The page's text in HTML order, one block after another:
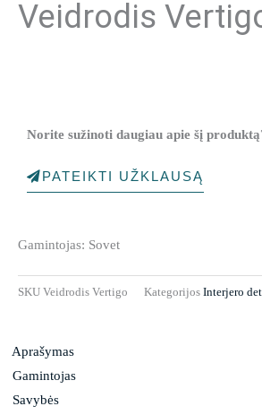
Veidrodis
Norite sužinoti daugiau apie šį
PATEIKTI UŽKLAUSĄ
Gamintojas: Sovet
SKU Veidrodis Vertigo Kategorijos Interjero
Aprašymas
Gamintojas
Savybės